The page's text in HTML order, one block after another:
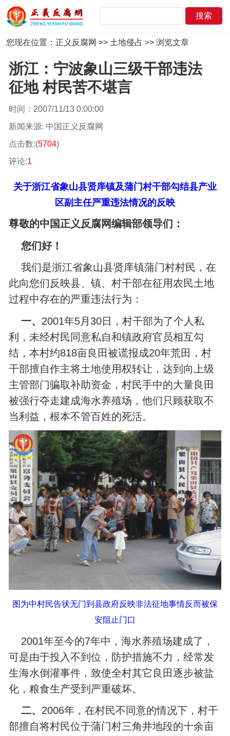
您现在位置： 正义反腐网 >> 土地侵占 >> 浏览文章
浙江：宁波象山三级干部违法
征地 村民苦不堪言
时间：2007/11/13 0:00:00
新闻来源: 中国正义反腐网
点击数:(5704)
评论:1
关于浙江省象山县贤庠镇及蒲门村干部勾结县产业
区副主任严重违法情况的反映
尊敬的中国正义反腐网编辑部领导们：
您们好！
我们是浙江省象山县贤庠镇蒲门村村民，在
此向您们反映县、镇、村干部在征用农民土地
过程中存在的严重违法行为：
一、 2001年5月30日，村干部为了个人私
利，未经村民同意私自和镇政府官员相互勾
结，本村约818亩良田被谎报成20年荒田，村
干部擅自作主将土地使用权转让，达到向上级
主管部门骗取补助资金，村民手中的大量良田
被强行夺走建成海水养殖场，他们只顾获取不
当利益，根本不管百姓的死活。
图为中村民告状无门到县政府反映非法征地事情反而被保
安阻止门口
2001年至今的7年中，海水养殖场建成了，
可是由于投入不到位，防护措施不力，经常发
生海水倒灌事件，致使全村其它良田逐步被盐
化，粮食生产受到严重破坏。
二、 2006年，在村民不同意的情况下，村干
部擅自将村民位于蒲门村三角井地段的十余亩